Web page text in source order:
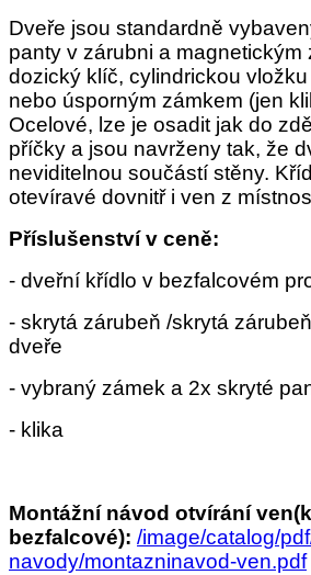
Dveře jsou standardně
panty v zárubni a magnetickým
dozický klíč, cylindrickou
nebo úsporným zámkem (jen
Ocelové, lze je osadit jak do
příčky a jsou navrženy tak, že
neviditelnou součástí stěny.
otevíravé dovnitř i ven z
Příslušenství v ceně:
- dveřní křídlo v bezfalcovém
- skrytá zárubeň /skrytá
dveře
- vybraný zámek a 2x skryté
- klika
Montážní návod otvírání
bezfalcové): /image/catalog/
navody/montazninavod-ven.pdf